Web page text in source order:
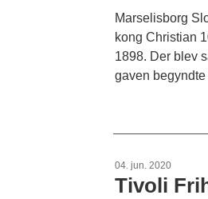
Marselisborg
kong Christian
1898. Der blev
gaven begyndte
04. jun. 2020
Tivoli